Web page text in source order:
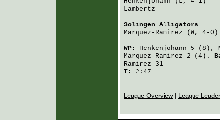
Lambertz
Solingen Alligators
Marquez-Ramirez (W, 4-
WP: Henkenjohann 5 (8),
Marquez-Ramirez 2 (4).
Ramirez 31.
T:
2:47
League Overview| League